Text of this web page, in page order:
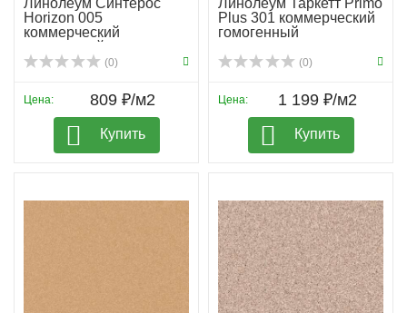
Линолеум Синтерос
Horizon 005
коммерческий
гомогенный
(0)
Цена: 809 ₽/м2
Купить
Линолеум Таркетт Primo
Plus 301 коммерческий
гомогенный
(0)
Цена: 1 199 ₽/м2
Купить